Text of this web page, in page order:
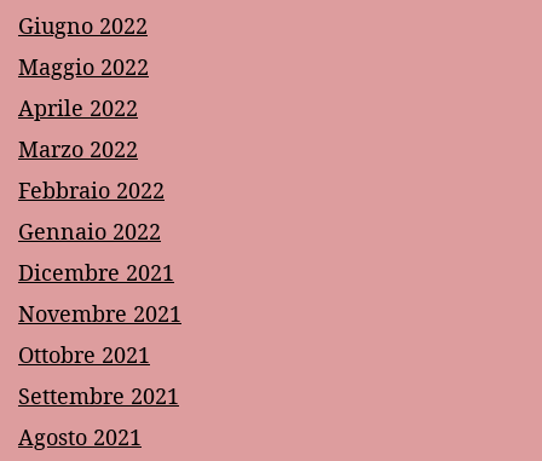
Giugno 2022
Maggio 2022
Aprile 2022
Marzo 2022
Febbraio 2022
Gennaio 2022
Dicembre 2021
Novembre 2021
Ottobre 2021
Settembre 2021
Agosto 2021